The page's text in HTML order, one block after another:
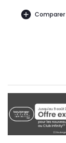
Comparer